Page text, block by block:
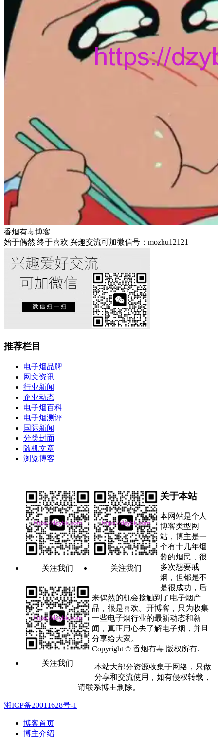
香烟有毒博客
始于偶然 终于喜欢 兴趣交流可加微信号：mozhu12121
推荐栏目
电子烟品牌
网文资讯
行业新闻
企业动态
电子烟百科
电子烟测评
国际新闻
分类封面
随机文章
浏览博客
关注我们 关注我们
关注我们
关于本站
本网站是个人
博客类型网
站，博主是一
个有十几年烟
龄的烟民，很
多次想要戒
烟，但都是不
是很成功，后
来偶然的机会接触到了电子烟产
品，很是喜欢。开博客，只为收集
一些电子烟行业的最新动态和新
闻，真正用心去了解电子烟，并且
分享给大家。
Copyright © 香烟有毒 版权所有.
本站大部分资源收集于网络，只做
分享和交流使用，如有侵权转载，
请联系博主删除。
湘ICP备20011628号-1
博客首页
博主介绍